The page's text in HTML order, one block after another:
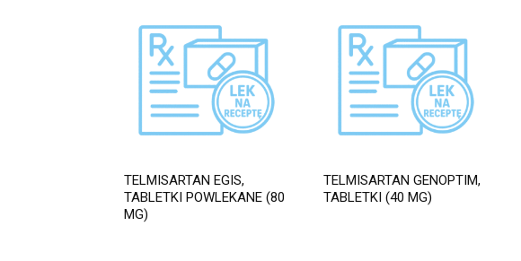
TELMISARTAN EGIS,
TABLETKI POWLEKANE (80
MG)
TELMISARTAN GENOPTIM,
TABLETKI (40 MG)